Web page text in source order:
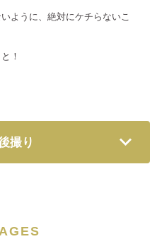
ように、絶対にケチらないこ
！
撮り